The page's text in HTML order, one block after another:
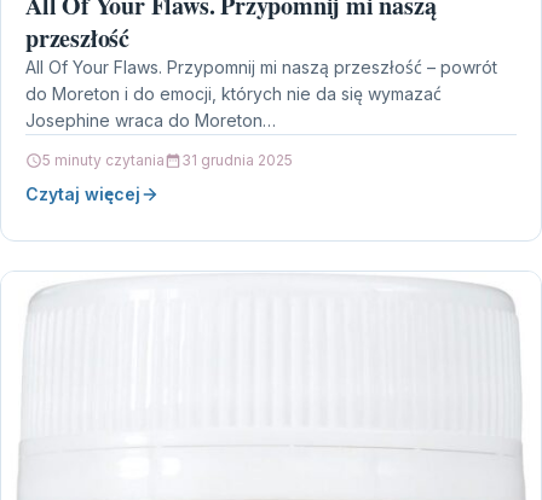
przeszłość
All Of Your Flaws. Przypomnij mi naszą przeszłość – powrót
do Moreton i do emocji, których nie da się wymazać
Josephine wraca do Moreton…
5 minuty czytania 31 grudnia 2025
Czytaj więcej